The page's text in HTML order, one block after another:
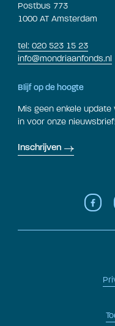
Postbus 773
1000 AT Amsterdam
tel: 020 523 15 23
info@mondriaanfonds.nl
Blijf op de hoogte
Mis geen enkele
in voor onze
Inschrijven